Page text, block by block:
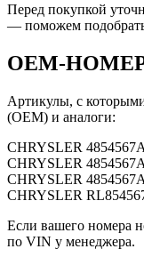
Перед покупкой
— поможем
OEM-
Артикулы, с
(OEM) и аналоги:
CHRYSLER
CHRYSLER
CHRYSLER
CHRYSLER
Если вашего номера
по VIN у менеджера.